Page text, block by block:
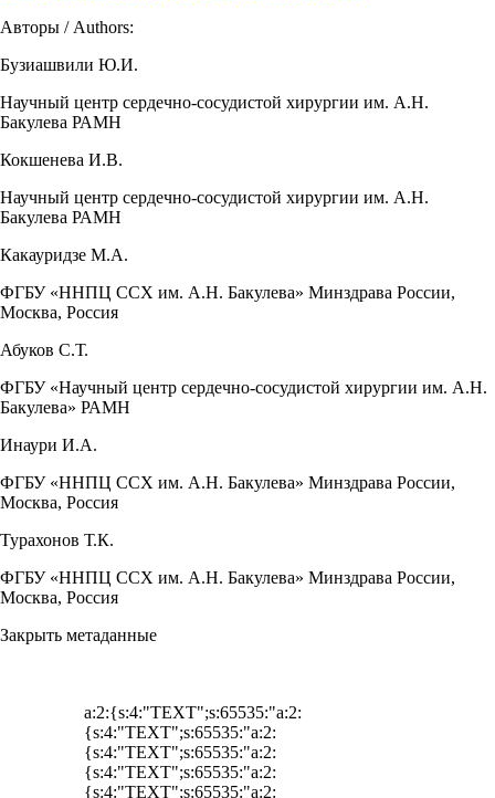
Авторы / Authors:
Бузиашвили Ю.И.
Научный центр сердечно-сосудистой хирургии им. А.Н.
Бакулева РАМН
Кокшенева И.В.
Научный центр сердечно-сосудистой хирургии им. А.Н.
Бакулева РАМН
Какауридзе М.А.
ФГБУ «ННПЦ ССХ им. А.Н. Бакулева» Минздрава России,
Москва, Россия
Абуков С.Т.
ФГБУ «Научный центр сердечно-сосудистой хирургии им. А.Н.
Бакулева» РАМН
Инаури И.А.
ФГБУ «ННПЦ ССХ им. А.Н. Бакулева» Минздрава России,
Москва, Россия
Турахонов Т.К.
ФГБУ «ННПЦ ССХ им. А.Н. Бакулева» Минздрава России,
Москва, Россия
Закрыть метаданные
a:2:{s:4:"TEXT";s:65535:"a:2:
{s:4:"TEXT";s:65535:"a:2:
{s:4:"TEXT";s:65535:"a:2:
{s:4:"TEXT";s:65535:"a:2:
{s:4:"TEXT";s:65535:"a:2: